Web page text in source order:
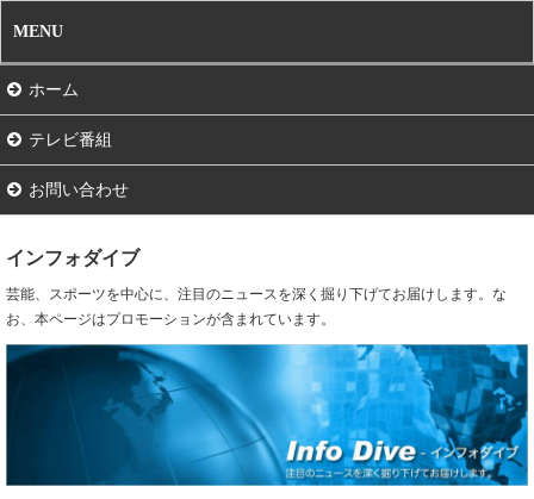
MENU
ホーム
テレビ番組
お問い合わせ
インフォダイブ
芸能、スポーツを中心に、注目のニュースを深く掘り下げてお届けします。な
お、本ページはプロモーションが含まれています。